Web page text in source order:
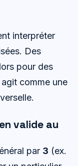
interpréter
Des
pour des
agit comme une
valide au
par 3 (ex.